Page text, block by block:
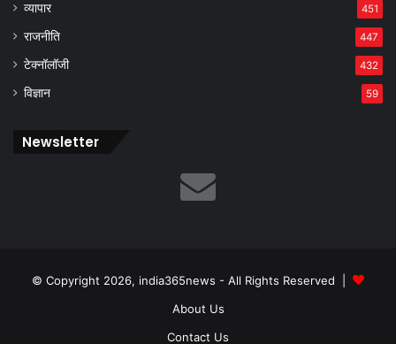
व्यापार 451
राजनीति 447
टेक्नॉलॉजी 432
विज्ञान 59
Newsletter
© Copyright 2026, india365news - All Rights Reserved |
About Us
Contact Us